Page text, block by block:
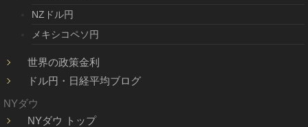
NZドル円
メキシコペソ円
世界の政策金利
ドル円・日経平均ブログ
NYダウ
NYダウ トップ